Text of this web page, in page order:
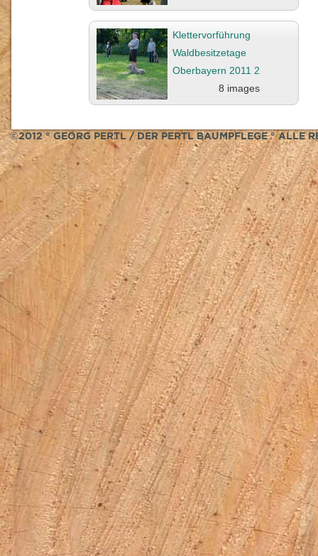
Klettervorführung
Waldbesitzetage
Oberbayern 2011 2
8 images
©2012 ° GEORG PERTL / DER PERTL BAUMPFLEGE ° ALLE